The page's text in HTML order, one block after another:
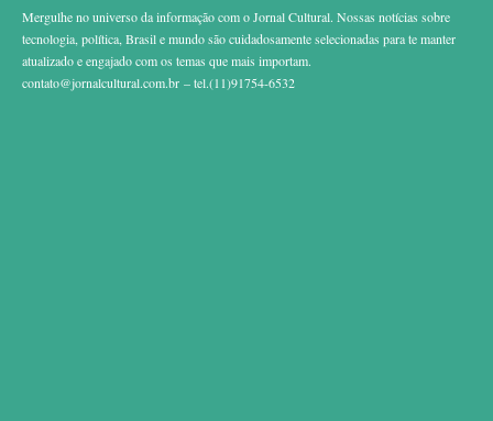
Mergulhe no universo da informação com o Jornal Cultural. Nossas notícias sobre
tecnologia, política, Brasil e mundo são cuidadosamente selecionadas para te manter
atualizado e engajado com os temas que mais importam.
contato@jornalcultural.com.br – tel.(11)91754-6532